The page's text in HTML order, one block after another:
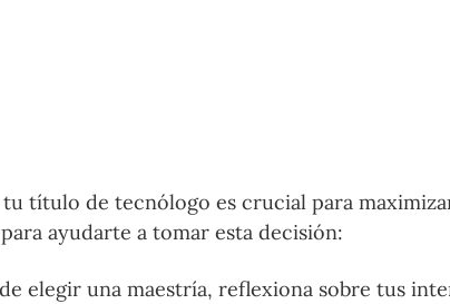
título de tecnólogo es crucial para
ayudarte a tomar esta decisión:
elegir una maestría, reflexiona sobre tus